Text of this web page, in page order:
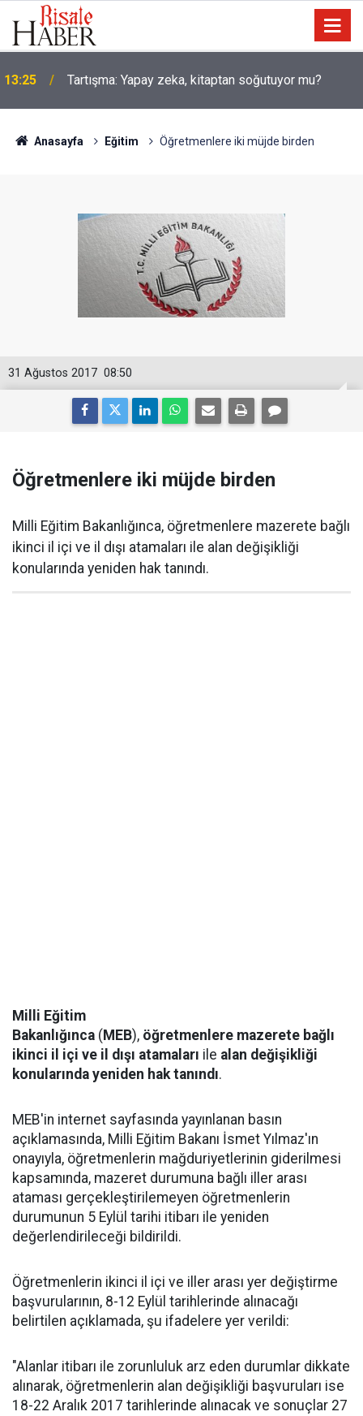
13:25 Tartışma: Yapay zeka, kitaptan soğutuyor mu?
Anasayfa Eğitim Öğretmenlere iki müjde birden
08:50
31 Ağustos 2017
Öğretmenlere iki müjde birden
Milli Eğitim Bakanlığınca, öğretmenlere mazerete bağlı
ikinci il içi ve il dışı atamaları ile alan değişikliği
konularında yeniden hak tanındı.
Milli Eğitim
Bakanlığınca ( MEB), öğretmenlere mazerete bağlı
ikinci il içi ve il dışı atamaları ile alan değişikliği
konularında yeniden hak tanındı.
MEB'in internet sayfasında yayınlanan basın
açıklamasında, Milli Eğitim Bakanı İsmet Yılmaz'ın
onayıyla, öğretmenlerin mağduriyetlerinin giderilmesi
kapsamında, mazeret durumuna bağlı iller arası
ataması gerçekleştirilemeyen öğretmenlerin
durumunun 5 Eylül tarihi itibarı ile yeniden
değerlendirileceği bildirildi.
Öğretmenlerin ikinci il içi ve iller arası yer değiştirme
başvurularının, 8-12 Eylül tarihlerinde alınacağı
belirtilen açıklamada, şu ifadelere yer verildi:
"Alanlar itibarı ile zorunluluk arz eden durumlar dikkate
alınarak, öğretmenlerin alan değişikliği başvuruları ise
18-22 Aralık 2017 tarihlerinde alınacak ve sonuçlar 27